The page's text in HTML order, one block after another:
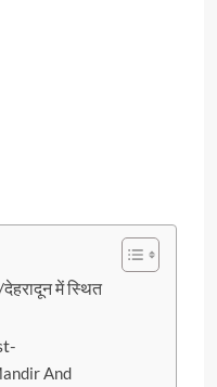
में स्थित
And